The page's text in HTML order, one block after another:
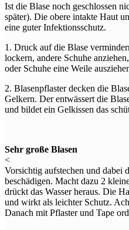
Ist die Blase noch geschlossen
später). Die obere intakte Haut
eine guter Infektionsschutz.
1. Druck auf die Blase
lockern, andere Schuhe
oder Schuhe eine Weile
2. Blasenpflaster decken die
Gelkern. Der entwässert die
und bildet ein Gelkissen das
Sehr große Blasen
<
Vorsichtig aufstechen und dabei
beschädigen. Macht dazu 2
drückt das Wasser heraus. Die
und wirkt als leichter Schutz.
Danach mit Pflaster und Tape